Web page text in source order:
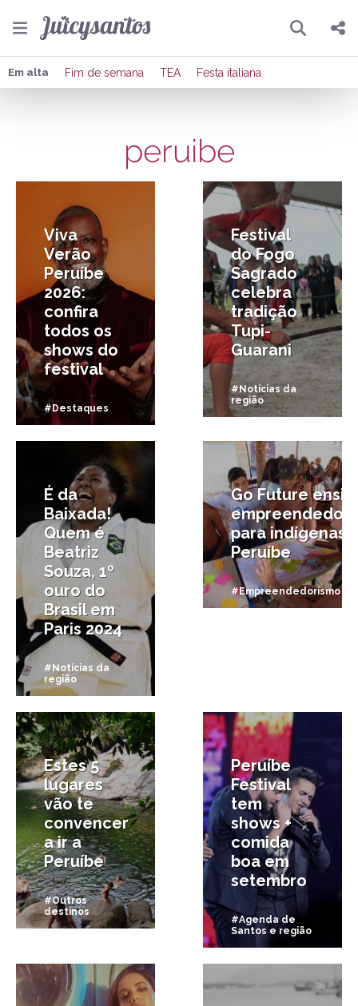
Pesquisar
Compartilhar
Publicar no Facebook
Publicar no X
Em alta Fim de semana TEA Festa italiana
peruibe
7/01/2026
Viva
Verão
Peruíbe
2026:
confira
todos os
shows do
festival
#Destaques
Festival
do Fogo
Sagrado
celebra
tradição
Tupi-
Guarani
#Notícias da
região
2/08/2024
É da
Baixada!
Quem é
Beatriz
Souza, 1º
ouro do
Brasil em
Paris 2024
#Notícias da
região
Go Future
para indígenas
Peruíbe
#Empreendedorismo
13/09/2018
Estes 5
lugares
vão te
convencer
a ir a
Peruíbe
#Outros
destinos
Peruíbe
Festival
tem
shows +
comida
boa em
setembro
#Agenda de
Santos e região
18/01/2016